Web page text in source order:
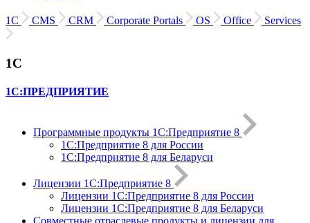
1С CMS CRM Corporate Portals OS Office Services
1С
1С:ПРЕДПРИЯТИЕ
Программные продукты 1С:Предприятие 8
1С:Предприятие 8 для России
1С:Предприятие 8 для Беларуси
Лицензии 1С:Предприятие 8
Лицензии 1С:Предприятие 8 для России
Лицензии 1С:Предприятие 8 для Беларуси